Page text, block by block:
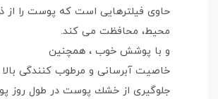
حاوی فیلترهایی است که پوست را از
محیط، محافظت می کند.
و با پوشش خوب ، همچنين
خاصيت آبرسانى و مرطوب كنندگى بالا
جلوگيرى از خشك پوست در طول روز